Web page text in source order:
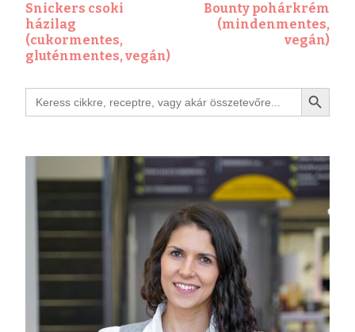
Snickers csoki
házilag
(cukormentes,
gluténmentes, vegán)
Bounty pohárkrém
(mindenmentes,
vegán)
Search
for:
Search Button